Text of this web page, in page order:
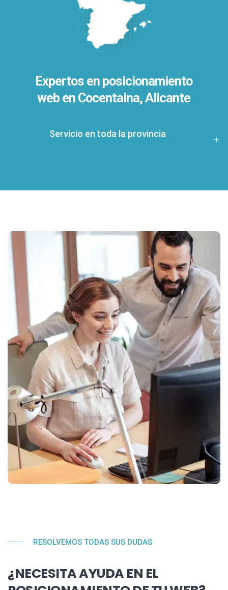
Expertos en posicionamiento
web en Cocentaina, Alicante
Servicio en toda la provincia
RESOLVEMOS TODAS SUS DUDAS
¿NECESITA AYUDA EN EL